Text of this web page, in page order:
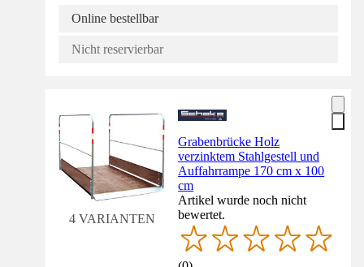
Online bestellbar
Nicht reservierbar
4 VARIANTEN
Grabenbrücke Holz
verzinktem Stahlgestell und
Auffahrrampe 170 cm x 100
cm
Artikel wurde noch nicht
bewertet.